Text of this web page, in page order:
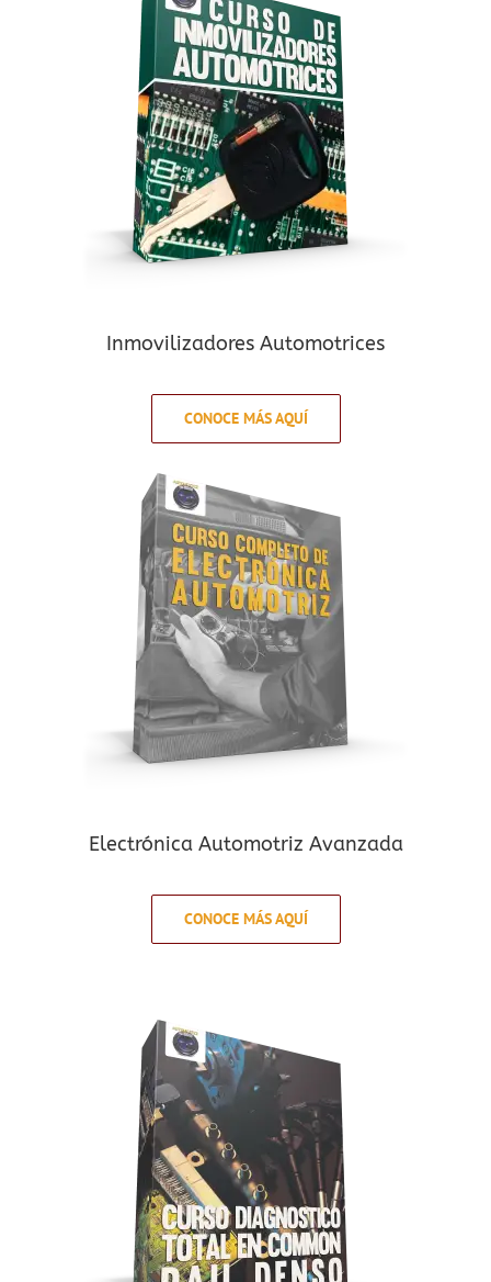
Inmovilizadores Automotrices
CONOCE MÁS AQUÍ
Electrónica Automotriz Avanzada
CONOCE MÁS AQUÍ